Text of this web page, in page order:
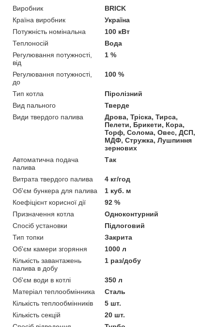
Виробник
BRICK
Країна виробник
Україна
Потужність номінальна
100 кВт
Теплоносій
Вода
Регулювання потужності,
від
1 %
Регулювання потужності,
до
100 %
Тип котла
Піролізний
Вид пального
Тверде
Види твердого палива
Дрова, Тріска, Тирса,
Пелети, Брикети, Кора,
Торф, Солома, Овес, ДСП,
МДФ, Стружка, Лушпиння
зернових
Автоматична подача
палива
Так
Витрата твердого палива
4 кг/год
Об'єм бункера для палива
1 куб. м
Коефіцієнт корисної дії
92 %
Призначення котла
Одноконтурний
Спосіб установки
Підлоговий
Тип топки
Закрита
Об'єм камери згоряння
1000 л
Кількість завантажень
палива в добу
1 раз/добу
Об'єм води в котлі
350 л
Матеріал теплообмінника
Сталь
Кількість теплообмінників
5 шт.
Кількість секцій
20 шт.